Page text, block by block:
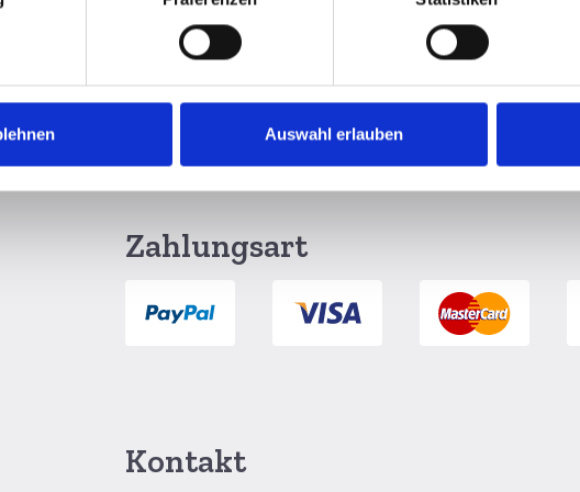
Auswahl erlauben
Lieferung per DHL 6 Monate Widerrufsrecht
Zahlungsart
Kontakt